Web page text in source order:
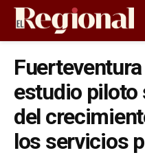
estudio piloto
del
los servicios